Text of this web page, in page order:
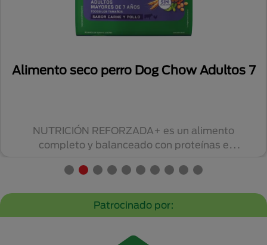
Adultos 7
Dog Chow® Cachorros
Alimento húmedo completo y
perros cachorros de todos los
Patrocinado por: